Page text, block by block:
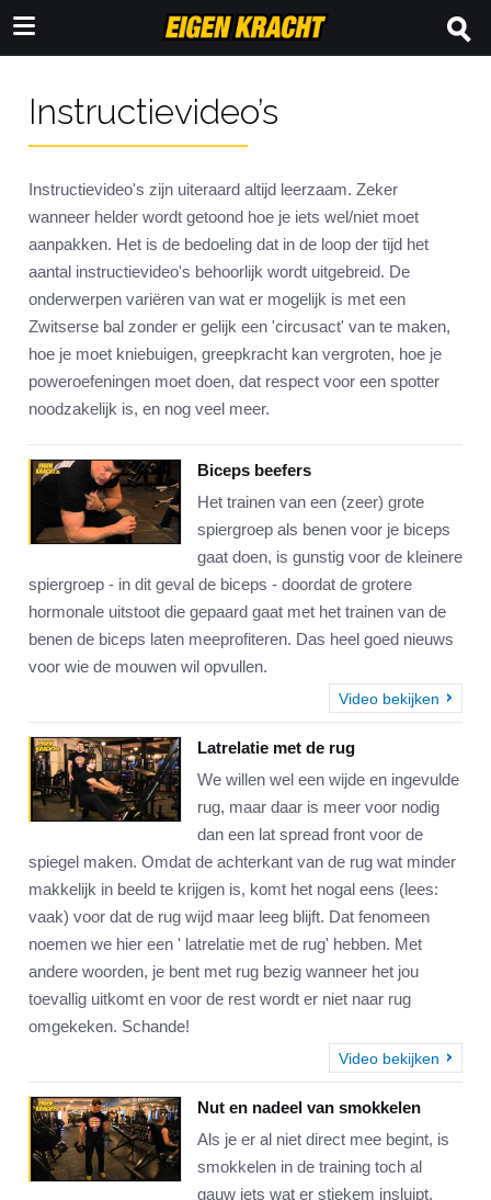
Instructievideo’s
Instructievideo's zijn uiteraard altijd leerzaam. Zeker
wanneer helder wordt getoond hoe je iets wel/niet moet
aanpakken. Het is de bedoeling dat in de loop der tijd het
aantal instructievideo's behoorlijk wordt uitgebreid. De
onderwerpen variëren van wat er mogelijk is met een
Zwitserse bal zonder er gelijk een 'circusact' van te maken,
hoe je moet kniebuigen, greepkracht kan vergroten, hoe je
poweroefeningen moet doen, dat respect voor een spotter
noodzakelijk is, en nog veel meer.
Biceps beefers
Het trainen van een (zeer) grote
spiergroep als benen voor je biceps
gaat doen, is gunstig voor de kleinere
spiergroep - in dit geval de biceps - doordat de grotere
hormonale uitstoot die gepaard gaat met het trainen van de
benen de biceps laten meeprofiteren. Das heel goed nieuws
voor wie de mouwen wil opvullen.
Video bekijken
Latrelatie met de rug
We willen wel een wijde en ingevulde
rug, maar daar is meer voor nodig
dan een lat spread front voor de
spiegel maken. Omdat de achterkant van de rug wat minder
makkelijk in beeld te krijgen is, komt het nogal eens (lees:
vaak) voor dat de rug wijd maar leeg blijft. Dat fenomeen
noemen we hier een ' latrelatie met de rug' hebben. Met
andere woorden, je bent met rug bezig wanneer het jou
toevallig uitkomt en voor de rest wordt er niet naar rug
omgekeken. Schande!
Video bekijken
Nut en nadeel van smokkelen
Als je er al niet direct mee begint, is
smokkelen in de training toch al
gauw iets wat er stiekem insluipt,